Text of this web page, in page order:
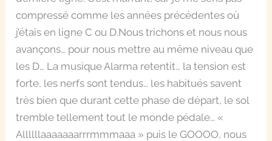
compressé comme les années précédentes où
j’étais en ligne C ou D.Nous trichons et nous nous
avançons… pour nous mettre au même niveau que
les D… La musique Alarma retentit… la tension est
forte, les nerfs sont tendus… les habitués savent
très bien que durant cette phase de départ, le sol
tremble tellement tout le monde pédale… «
Allllllaaaaaaarrrmmmaaa » puis le GOOOO, nous